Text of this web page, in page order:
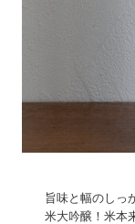
旨味と幅のしっ
米大吟醸！米本